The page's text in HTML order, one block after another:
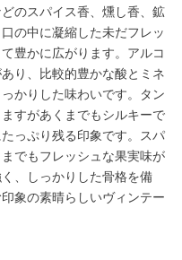
のスパイス香、燻し香、鉱
の中に凝縮した未だフレッ
豊かに広がります。アルコ
り、比較的豊かな酸とミネ
かりした味わいです。タン
すがあくまでもシルキーで
っぷり残る印象です。スパ
でもフレッシュな果実味が
、しっかりした骨格を備
象の素晴らしいヴィンテー